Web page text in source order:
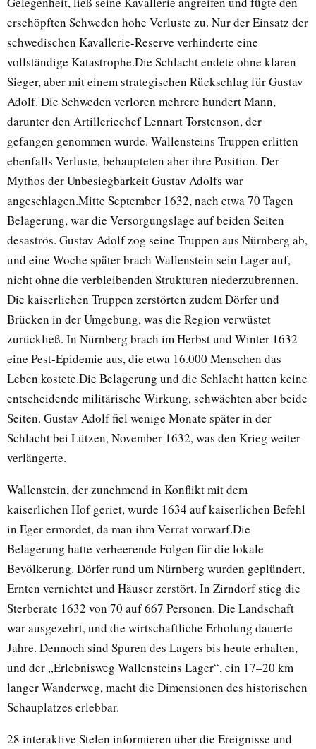
erschöpften Schweden hohe Verluste zu. Nur der Einsatz der
schwedischen Kavallerie-Reserve verhinderte eine
vollständige Katastrophe.Die Schlacht endete ohne klaren
Sieger, aber mit einem strategischen Rückschlag für Gustav
Adolf. Die Schweden verloren mehrere hundert Mann,
darunter den Artilleriechef Lennart Torstenson, der
gefangen genommen wurde. Wallensteins Truppen erlitten
ebenfalls Verluste, behaupteten aber ihre Position. Der
Mythos der Unbesiegbarkeit Gustav Adolfs war
angeschlagen.Mitte September 1632, nach etwa 70 Tagen
Belagerung, war die Versorgungslage auf beiden Seiten
desaströs. Gustav Adolf zog seine Truppen aus Nürnberg ab,
und eine Woche später brach Wallenstein sein Lager auf,
nicht ohne die verbleibenden Strukturen niederzubrennen.
Die kaiserlichen Truppen zerstörten zudem Dörfer und
Brücken in der Umgebung, was die Region verwüstet
zurückließ. In Nürnberg brach im Herbst und Winter 1632
eine Pest-Epidemie aus, die etwa 16.000 Menschen das
Leben kostete.Die Belagerung und die Schlacht hatten keine
entscheidende militärische Wirkung, schwächten aber beide
Seiten. Gustav Adolf fiel wenige Monate später in der
Schlacht bei Lützen, November 1632, was den Krieg weiter
verlängerte.
Wallenstein, der zunehmend in Konflikt mit dem
kaiserlichen Hof geriet, wurde 1634 auf kaiserlichen Befehl
in Eger ermordet, da man ihm Verrat vorwarf.Die
Belagerung hatte verheerende Folgen für die lokale
Bevölkerung. Dörfer rund um Nürnberg wurden geplündert,
Ernten vernichtet und Häuser zerstört. In Zirndorf stieg die
Sterberate 1632 von 70 auf 667 Personen. Die Landschaft
war ausgezehrt, und die wirtschaftliche Erholung dauerte
Jahre. Dennoch sind Spuren des Lagers bis heute erhalten,
und der „Erlebnisweg Wallensteins Lager“, ein 17–20 km
langer Wanderweg, macht die Dimensionen des historischen
Schauplatzes erlebbar.
28 interaktive Stelen informieren über die Ereignisse und